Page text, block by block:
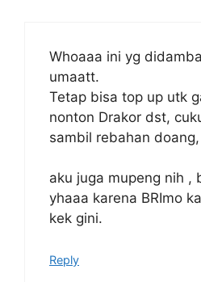
Whoaaa ini yg
umaatt.
Tetap bisa top up utk
nonton Drakor dst,
sambil rebahan
aku juga mupeng nih ,
yhaaa karena BRImo
kek gini.
Reply